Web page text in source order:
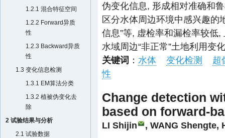
1.2.1 混合特征空间
1.2.2 Forward异质
性
1.2.3 Backward异质
性
1.3 变化信息检测
1.3.1 EM算法分类
1.3.2 植被伪变化去
除
2 试验结果与分析
2.1 试验数据
伪变化信息, 形成相对准确和
区分水体周边环境中感兴趣的
信息”等, 虚检率和漏检率较低
水域周边“非正常”土地利用变
关键词 ： 水体 变化检测
超
性
Change detection
based on forward-
LI Shijin , WANG Shengte,